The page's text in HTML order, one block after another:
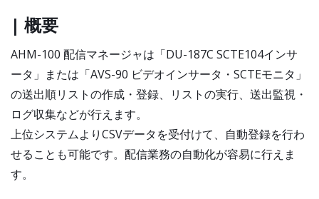
| 概要
AHM-100 配信マネージャは「DU-187C SCTE104インサ
ータ」または「AVS-90 ビデオインサータ・SCTEモニタ」
の送出順リストの作成・登録、リストの実行、送出監視・
ログ収集などが行えます。
上位システムよりCSVデータを受付けて、自動登録を行わ
せることも可能です。配信業務の自動化が容易に行えま
す。